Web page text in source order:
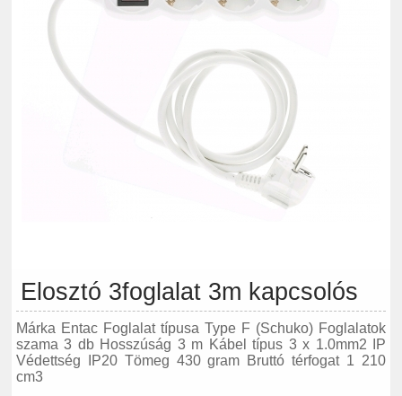
Elosztó 3foglalat 3m kapcsolós
Márka Entac Foglalat típusa Type F (Schuko) Foglalatok
szama 3 db Hosszúság 3 m Kábel típus 3 x 1.0mm2 IP
Védettség IP20 Tömeg 430 gram Bruttó térfogat 1 210
cm3